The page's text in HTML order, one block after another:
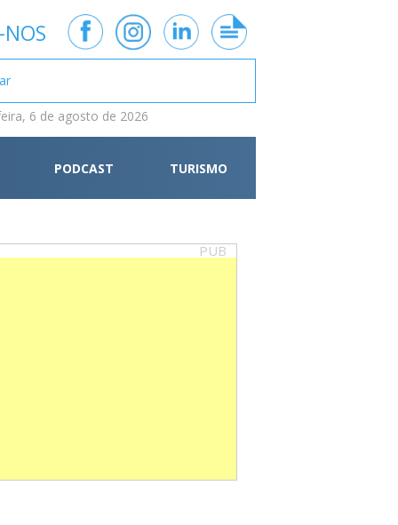
6 de agosto de 2026
PODCAST TURISMO
PUB